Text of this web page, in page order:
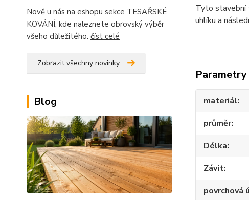
Nově u nás na eshopu sekce TESAŘSKÉ
KOVÁNÍ, kde naleznete obrovský výběr
všeho důležitého. číst celé
Zobrazit všechny novinky
Blog
Tyto stavební
uhlíku a
Parametry
materiál
průměr
Délka
Závit
povrchová